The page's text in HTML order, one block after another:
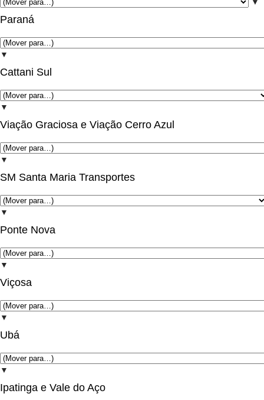
Paraná
▼
Cattani Sul
▼
Viação Graciosa e Viação Cerro Azul
▼
SM Santa Maria Transportes
▼
Ponte Nova
▼
Viçosa
▼
Ubá
▼
Ipatinga e Vale do Aço